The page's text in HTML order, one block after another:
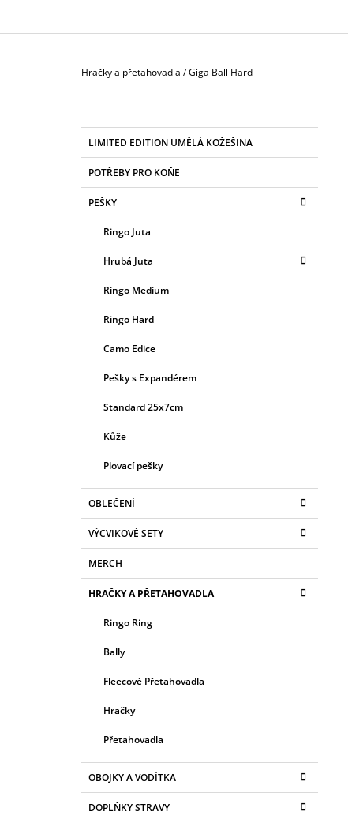
Domů
Hračky a přetahovadla /Giga Ball Hard
kategorie
K
T
G
O
LIMITED EDITION UMĚLÁ KOŽEŠINA
POTŘEBY PRO KOŇE
PEŠKY
Ringo Juta
Hrubá Juta
Ringo Medium
Ringo Hard
Camo Edice
Pešky s Expandérem
Standard 25x7cm
Kůže
Plovací pešky
OBLEČENÍ
VÝCVIKOVÉ SETY
MERCH
HRAČKY A PŘETAHOVADLA
Ringo Ring
Bally
Fleecové Přetahovadla
Hračky
Přetahovadla
OBOJKY A VODÍTKA
DOPLŇKY STRAVY